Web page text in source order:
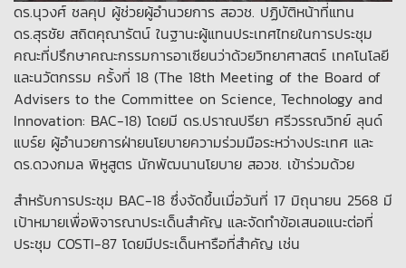
ดร.นุวงศ์ ชลคุป ผู้ช่วยผู้อำนวยการ สอวช. ปฏิบัติหน้าที่แทน
ดร.สุรชัย สถิตคุณารัตน์ ในฐานะผู้แทนประเทศไทยในการประชุม
คณะที่ปรึกษาคณะกรรมการอาเซียนว่าด้วยวิทยาศาสตร์ เทคโนโลยี
และนวัตกรรม ครั้งที่ 18 (The 18th Meeting of the Board of
Advisers to the Committee on Science, Technology and
Innovation: BAC-18) โดยมี ดร.ปราณปรียา ศรีวรรณวิทย์ ลุนด์
แบร์ย ผู้อำนวยการฝ่ายนโยบายความร่วมมือระหว่างประเทศ และ
ดร.ดวงกมล พิหูสูตร นักพัฒนานโยบาย สอวช. เข้าร่วมด้วย
สำหรับการประชุม BAC-18 ซึ่งจัดขึ้นเมื่อวันที่ 17 มิถุนายน 2568 มี
เป้าหมายเพื่อพิจารณาประเด็นสำคัญ และจัดทำข้อเสนอแนะต่อที่
ประชุม COSTI-87 โดยมีประเด็นหารือที่สำคัญ เช่น